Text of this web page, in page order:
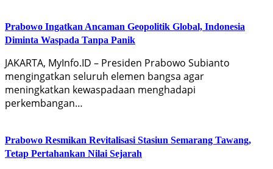
Prabowo Ingatkan Ancaman Geopolitik Global, Indonesia
Diminta Waspada Tanpa Panik
JAKARTA, MyInfo.ID – Presiden Prabowo Subianto
mengingatkan seluruh elemen bangsa agar
meningkatkan kewaspadaan menghadapi
perkembangan…
Prabowo Resmikan Revitalisasi Stasiun Semarang Tawang,
Tetap Pertahankan Nilai Sejarah